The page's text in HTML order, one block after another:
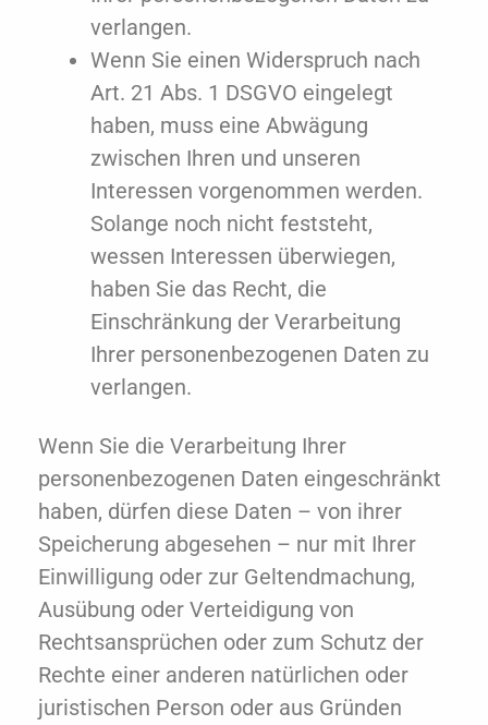
verlangen.
Wenn Sie einen Widerspruch nach
Art. 21 Abs. 1 DSGVO eingelegt
haben, muss eine Abwägung
zwischen Ihren und unseren
Interessen vorgenommen werden.
Solange noch nicht feststeht,
wessen Interessen überwiegen,
haben Sie das Recht, die
Einschränkung der Verarbeitung
Ihrer personenbezogenen Daten zu
verlangen.
Wenn Sie die Verarbeitung Ihrer
personenbezogenen Daten eingeschränkt
haben, dürfen diese Daten – von ihrer
Speicherung abgesehen – nur mit Ihrer
Einwilligung oder zur Geltendmachung,
Ausübung oder Verteidigung von
Rechtsansprüchen oder zum Schutz der
Rechte einer anderen natürlichen oder
juristischen Person oder aus Gründen